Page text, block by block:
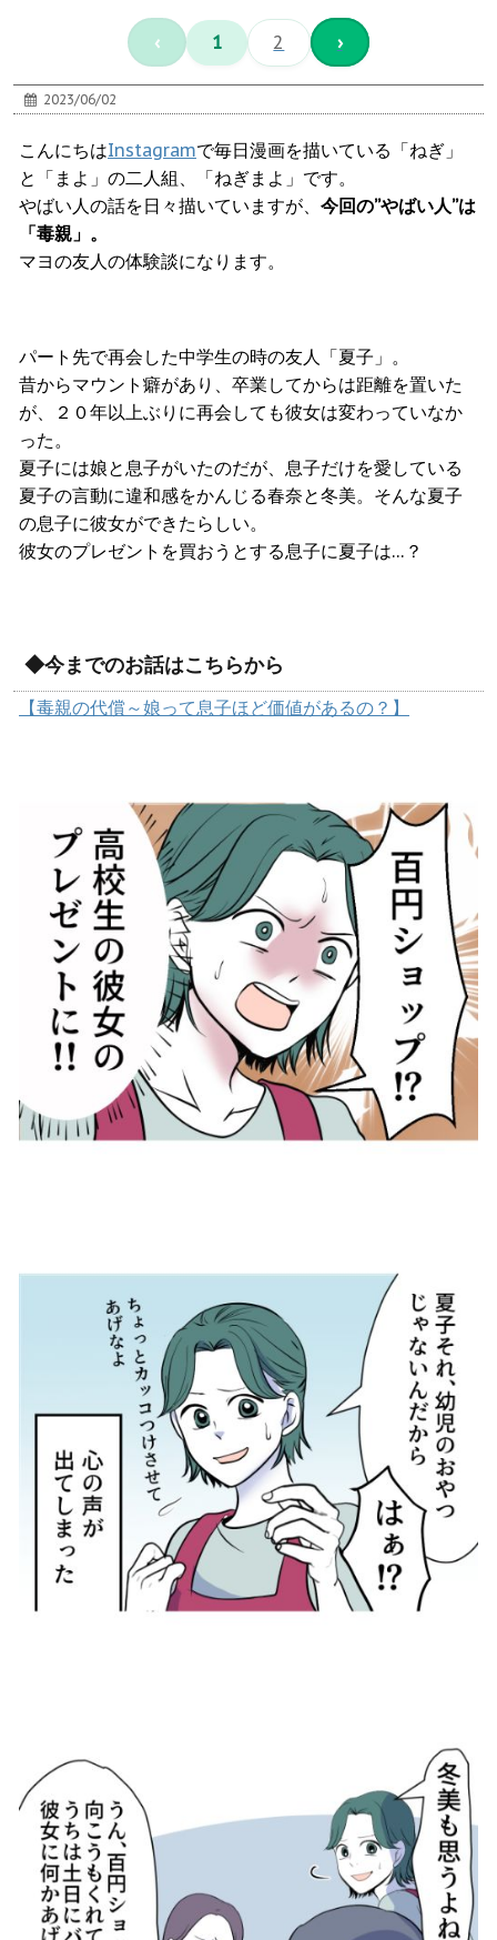
‹ 1 2 ›
2023/06/02
こんにちはInstagramで毎日漫画を描いている「ねぎ」
と「まよ」の二人組、「ねぎまよ」です。
やばい人の話を日々描いていますが、 今回の”やばい人”は
「毒親」。
マヨの友人の体験談になります。
パート先で再会した中学生の時の友人「夏子」。
昔からマウント癖があり、卒業してからは距離を置いた
が、２０年以上ぶりに再会しても彼女は変わっていなか
った。
夏子には娘と息子がいたのだが、息子だけを愛している
夏子の言動に違和感をかんじる春奈と冬美。そんな夏子
の息子に彼女ができたらしい。
彼女のプレゼントを買おうとする息子に夏子は…？
◆今までのお話はこちらから
【毒親の代償～娘って息子ほど価値があるの？】